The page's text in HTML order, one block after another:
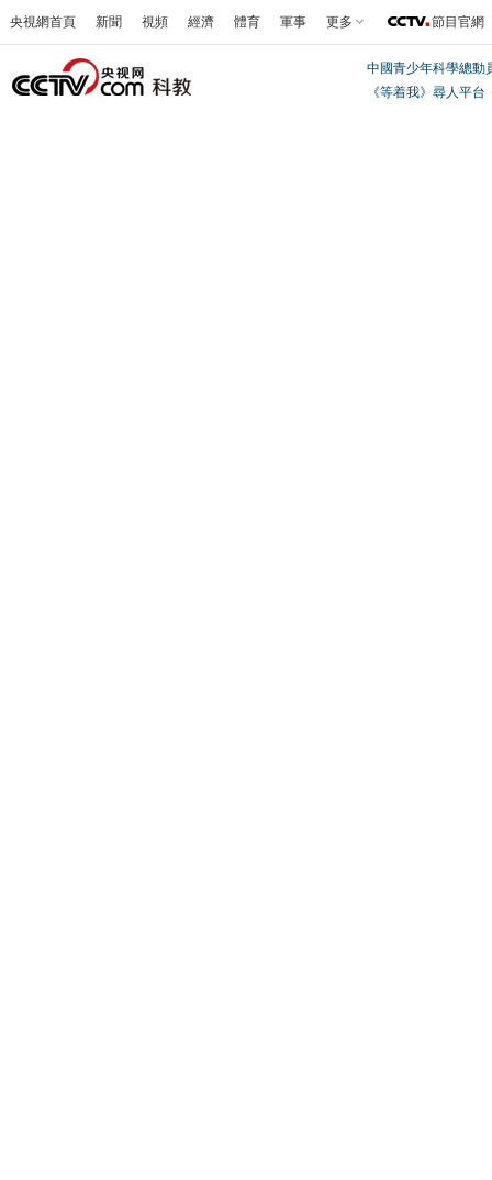
央視網首頁 新聞 視頻 經濟 體育 軍事 更多 節目官網
中國青少年科學總動
《等着我》尋人平台